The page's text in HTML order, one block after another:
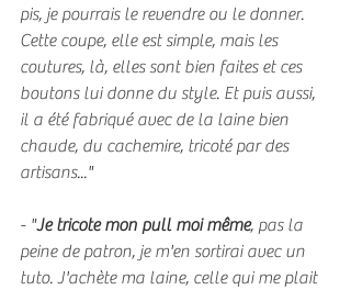
pis, je pourrais le revendre ou le donner.
Cette coupe, elle est simple, mais les
coutures, là, elles sont bien faites et ces
boutons lui donne du style. Et puis aussi,
il a été fabriqué avec de la laine bien
chaude, du cachemire, tricoté par des
artisans..."
- "Je tricote mon pull moi même, pas la
peine de patron, je m'en sortirai avec un
tuto. J'achète ma laine, celle qui me plait